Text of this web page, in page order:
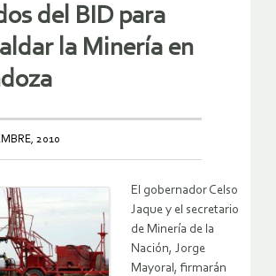
del BID para
la Minería en
2010
El gobernador Celso
Jaque y el secretario
de Minería de la
Nación, Jorge
Mayoral, firmarán